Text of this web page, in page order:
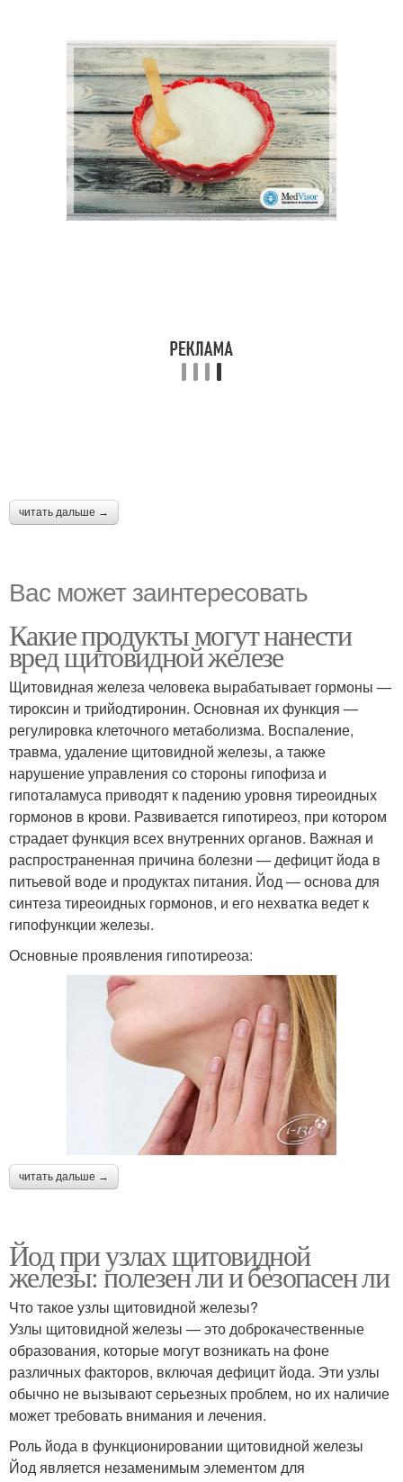
читать дальше →
Вас может заинтересовать
Какие продукты могут нанести
вред щитовидной железе
Щитовидная железа человека вырабатывает гормоны —
тироксин и трийодтиронин. Основная их функция —
регулировка клеточного метаболизма. Воспаление,
травма, удаление щитовидной железы, а также
нарушение управления со стороны гипофиза и
гипоталамуса приводят к падению уровня тиреоидных
гормонов в крови. Развивается гипотиреоз, при котором
страдает функция всех внутренних органов. Важная и
распространенная причина болезни — дефицит йода в
питьевой воде и продуктах питания. Йод — основа для
синтеза тиреоидных гормонов, и его нехватка ведет к
гипофункции железы.
Основные проявления гипотиреоза:
читать дальше →
Йод при узлах щитовидной
железы: полезен ли и безопасен ли
Что такое узлы щитовидной железы?
Узлы щитовидной железы — это доброкачественные
образования, которые могут возникать на фоне
различных факторов, включая дефицит йода. Эти узлы
обычно не вызывают серьезных проблем, но их наличие
может требовать внимания и лечения.
Роль йода в функционировании щитовидной железы
Йод является незаменимым элементом для